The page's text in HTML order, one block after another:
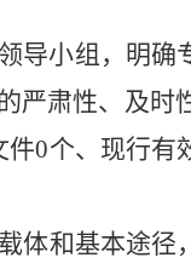
导小组，明确
严肃性、及时
0个、现行有
体和基本途径